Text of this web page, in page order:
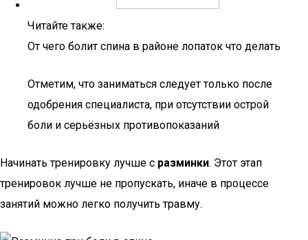
Читайте также:
От чего болит спина в районе лопаток что делать
Отметим, что заниматься следует только после
одобрения специалиста, при отсутствии острой
боли и серьёзных противопоказаний
Начинать тренировку лучше с разминки. Этот этап
тренировок лучше не пропускать, иначе в процессе
занятий можно легко получить травму.